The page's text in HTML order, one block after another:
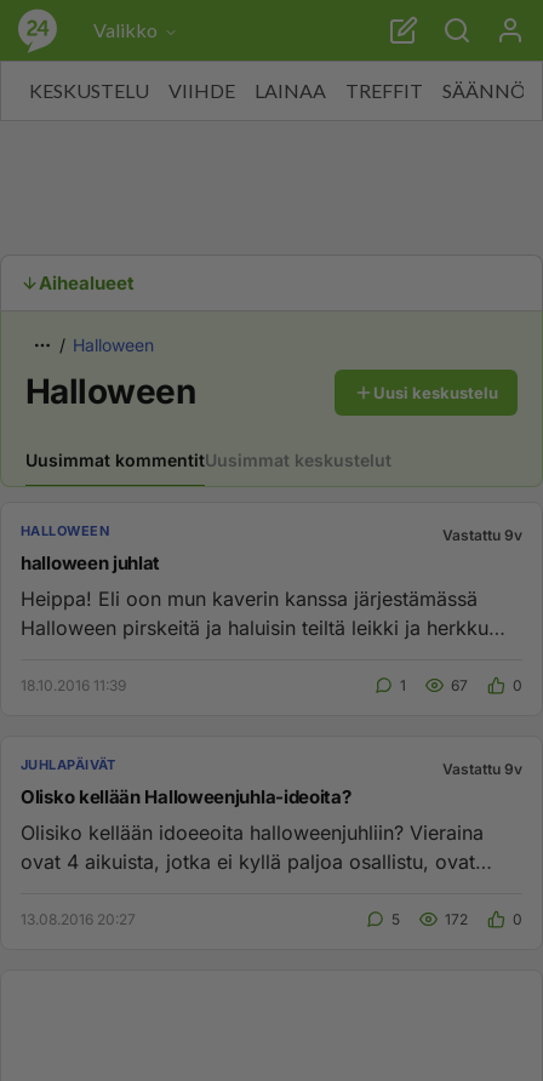
Valikko
KESKUSTELU VIIHDE LAINAA TREFFIT SÄÄNNÖT
Aihealueet
Halloween
Halloween Uusi keskustelu
Uusimmat kommentitUusimmat keskustelut
HALLOWEEN Vastattu 9v
halloween juhlat
Heippa! Eli oon mun kaverin kanssa järjestämässä
Halloween pirskeitä ja haluisin teiltä leikki ja herkku
18.10.2016 11:39 1 67 0
JUHLAPÄIVÄT Vastattu 9v
Olisko kellään Halloweenjuhla-ideoita?
Olisiko kellään idoeeoita halloweenjuhliin? Vieraina
ovat 4 aikuista, jotka ei kyllä paljoa osallistu, ovat
13.08.2016 20:27 5 172 0